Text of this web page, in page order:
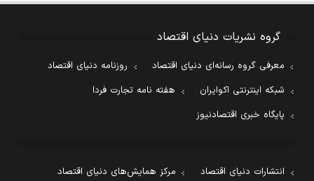
گروه نشریات دنیای اقتصاد
معرفی گروه رسانه‌ای دنیای اقتصاد
روزنامه دنیای اقتصاد
شبکه اینترنتی اکوایران
هفته نامه تجارت فردا
پایگاه خبری اقتصادنیوز
انتشارات دنیای اقتصاد
مرکز همایش‌های دنیای اقتصاد